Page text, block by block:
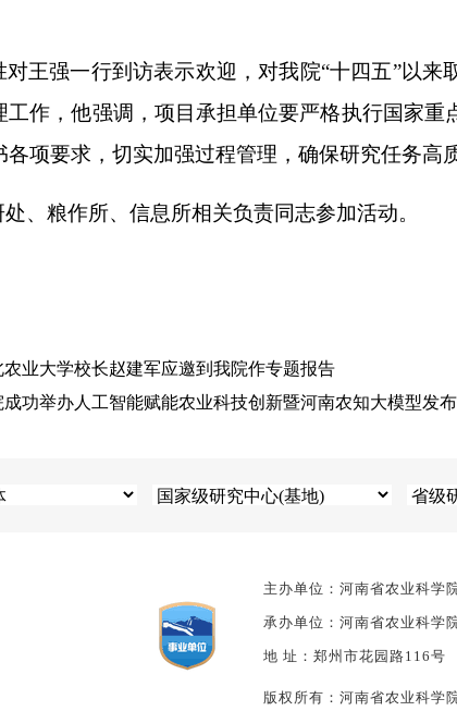
强一行到访表示欢迎，对我院“十四五”以来
工作，他强调，项目承担单位要严格执行国家重
各项要求，切实加强过程管理，确保研究任务高
粮作所、信息所相关负责同志参加活动。
农业大学校长赵建军应邀到我院作专题报告
功举办人工智能赋能农业科技创新暨河南农知大模型发
主办单位：河南省农业科学
承办单位：河南省农业科学
地 址：郑州市花园路116
版权所有：河南省农业科学